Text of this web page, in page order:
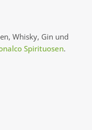
Whisky, Gin und
Spirituosen.